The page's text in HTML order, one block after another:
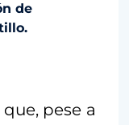
de
pese a